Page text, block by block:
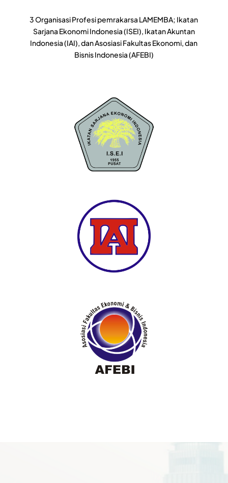
3 Organisasi Profesi pemrakarsa LAMEMBA; Ikatan
Sarjana Ekonomi Indonesia (ISEI), Ikatan Akuntan
Indonesia (IAI), dan Asosiasi Fakultas Ekonomi, dan
Bisnis Indonesia (AFEBI)